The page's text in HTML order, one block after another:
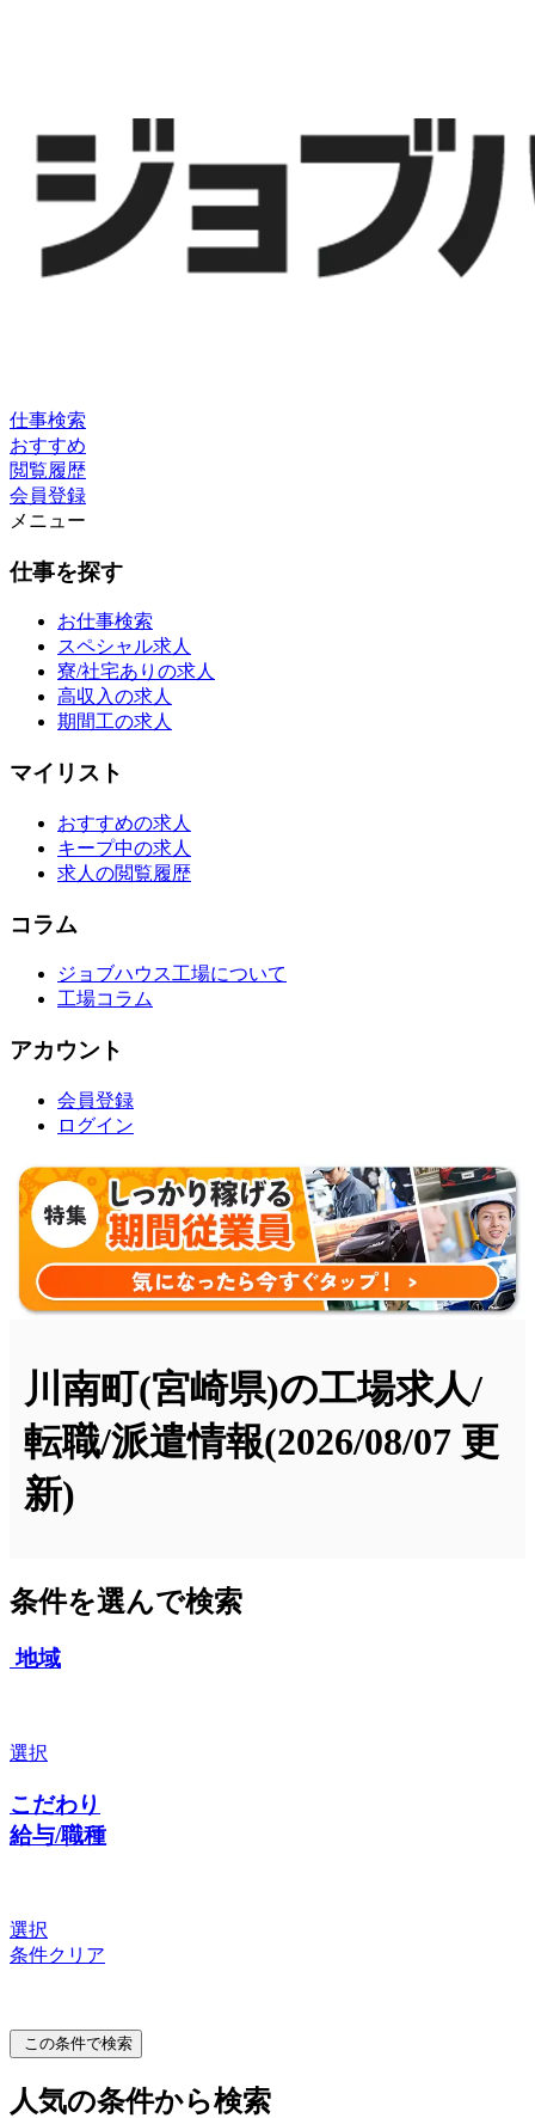
仕事検索
おすすめ
閲覧履歴
会員登録
メニュー
仕事を探す
お仕事検索
スペシャル求人
寮/社宅ありの求人
高収入の求人
期間工の求人
マイリスト
おすすめの求人
キープ中の求人
求人の閲覧履歴
コラム
ジョブハウス工場について
工場コラム
アカウント
会員登録
ログイン
川南町(宮崎県)の工場求人/
転職/派遣情報(2026/08/07 更
新)
条件を選んで検索
地域
選択
こだわり
給与/職種
選択
条件クリア
この条件で検索
人気の条件から検索